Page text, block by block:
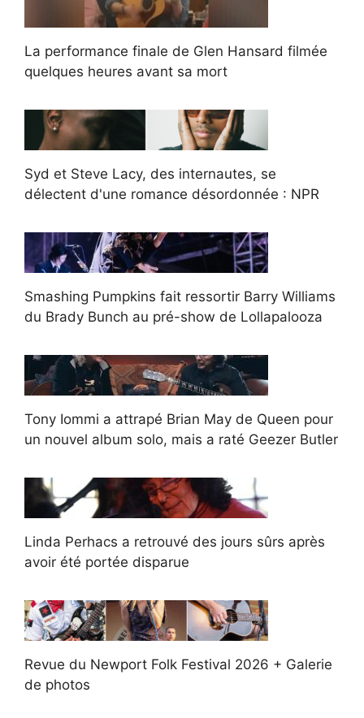
La performance finale de Glen Hansard filmée
quelques heures avant sa mort
Syd et Steve Lacy, des internautes, se
délectent d'une romance désordonnée : NPR
Smashing Pumpkins fait ressortir Barry Williams
du Brady Bunch au pré-show de Lollapalooza
Tony Iommi a attrapé Brian May de Queen pour
un nouvel album solo, mais a raté Geezer Butler
Linda Perhacs a retrouvé des jours sûrs après
avoir été portée disparue
Revue du Newport Folk Festival 2026 + Galerie
de photos